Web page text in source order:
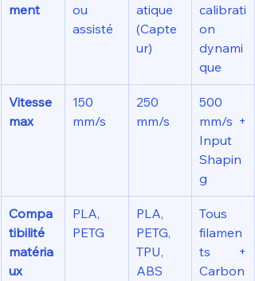
ment
ou
assisté
atique
(Capte
ur)
calibrati
on
dynami
que
Vitesse
max
150
mm/s
250
mm/s
500
mm/s +
Input
Shapin
g
Compa
tibilité
matéria
ux
PLA,
PETG
PLA,
PETG,
TPU,
ABS
Tous
filamen
ts +
Carbon